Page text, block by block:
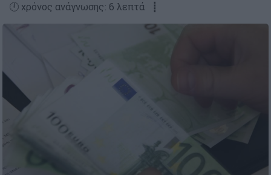
🕛 χρόνος ανάγνωσης: 6 λεπτά ┋